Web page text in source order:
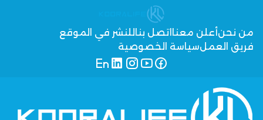
من نحنأعلن معنا اتصل بنا للنشر في الموقع
فريق العملسياسة الخصوصية